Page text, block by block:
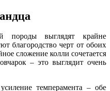
породы выглядят крайне
благородство черт от обоих
сложение колли сочетается
– это выглядит очень
темперамента – обе